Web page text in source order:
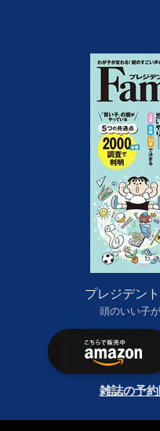
プレジデン
頭のいい子
雑誌の予